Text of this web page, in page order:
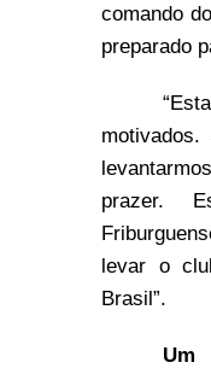
comando
preparado
prazer.
levar o
Brasil”.
Um